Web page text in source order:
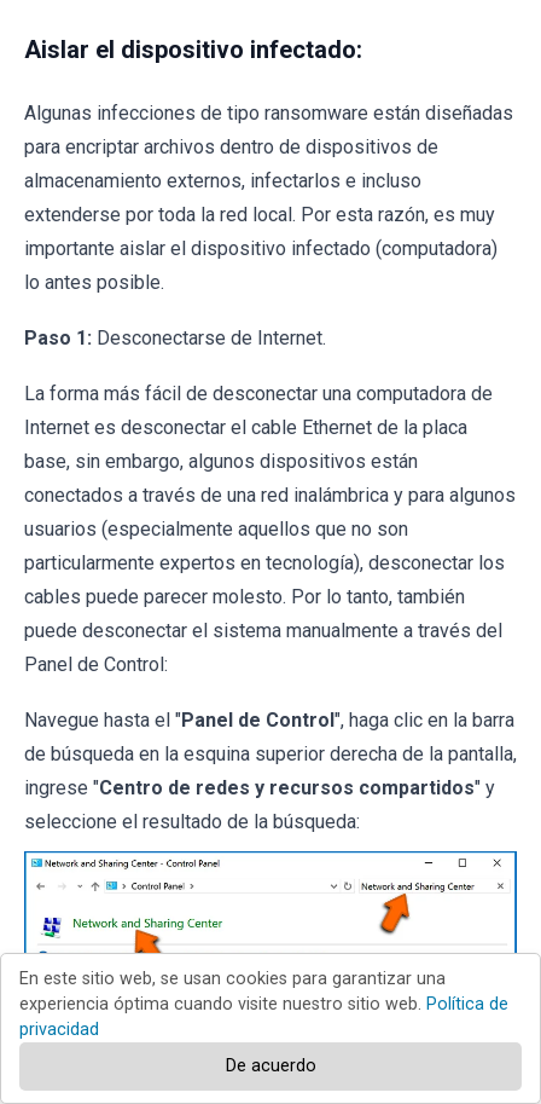
Aislar el dispositivo infectado:
Algunas infecciones de tipo ransomware están diseñadas
para encriptar archivos dentro de dispositivos de
almacenamiento externos, infectarlos e incluso
extenderse por toda la red local. Por esta razón, es muy
importante aislar el dispositivo infectado (computadora)
lo antes posible.
Paso 1: Desconectarse de Internet.
La forma más fácil de desconectar una computadora de
Internet es desconectar el cable Ethernet de la placa
base, sin embargo, algunos dispositivos están
conectados a través de una red inalámbrica y para algunos
usuarios (especialmente aquellos que no son
particularmente expertos en tecnología), desconectar los
cables puede parecer molesto. Por lo tanto, también
puede desconectar el sistema manualmente a través del
Panel de Control:
Navegue hasta el "Panel de Control", haga clic en la barra
de búsqueda en la esquina superior derecha de la pantalla,
ingrese "Centro de redes y recursos compartidos" y
seleccione el resultado de la búsqueda:
En este sitio web, se usan cookies para garantizar una
experiencia óptima cuando visite nuestro sitio web. Política de
privacidad
De acuerdo